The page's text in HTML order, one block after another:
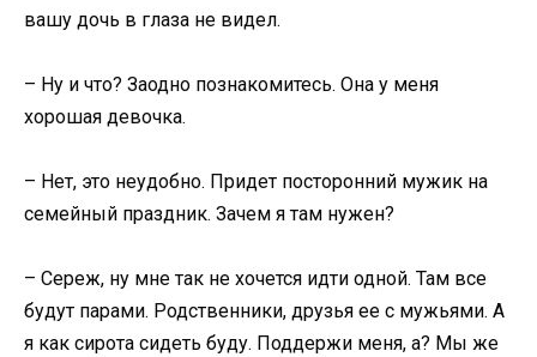
вашу дочь в глаза не видел.
– Ну и что? Заодно познакомитесь. Она у меня
хорошая девочка.
– Нет, это неудобно. Придет посторонний мужик на
семейный праздник. Зачем я там нужен?
– Сереж, ну мне так не хочется идти одной. Там все
будут парами. Родственники, друзья ее с мужьями. А
я как сирота сидеть буду. Поддержи меня, а? Мы же